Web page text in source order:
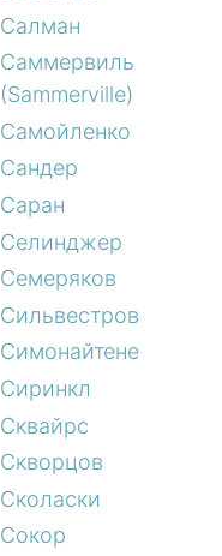
Салман
Саммервиль
(Sammerville)
Самойленко
Сандер
Саран
Селинджер
Семеряков
Сильвестров
Симонайтене
Сиринкл
Сквайрс
Скворцов
Сколаски
Сокор